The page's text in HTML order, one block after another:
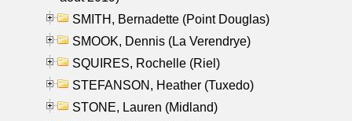
SMITH, Bernadette (Point Douglas)
SMOOK, Dennis (La Verendrye)
SQUIRES, Rochelle (Riel)
STEFANSON, Heather (Tuxedo)
STONE, Lauren (Midland)